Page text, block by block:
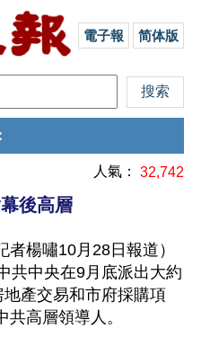
電子報 简体版
：
人氣： 32,742
後高層
者楊嘯10月28日報道）
共中央在9月底派出大約
產交易和市府採購項
高層領導人。